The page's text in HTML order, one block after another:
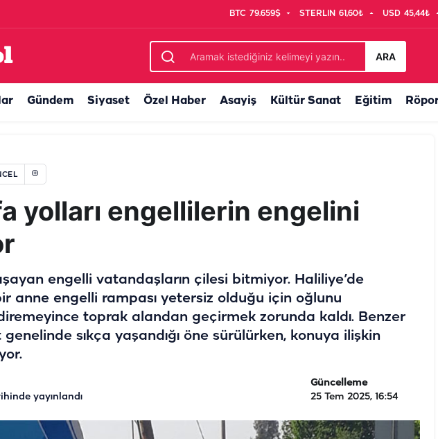
BTC 79.659$ STERLIN 61,60₺ USD 45,44₺
ARA
Gündem Siyaset Özel Haber Asayiş Kültür Sanat Eğitim
yolları engellilerin engelini
engelli vatandaşların çilesi bitmiyor. Haliliye’de
anne engelli rampası yetersiz olduğu için oğlunu
toprak alandan geçirmek zorunda kaldı. Benzer
genelinde sıkça yaşandığı öne sürülürken, konuya ilişkin
yayınlandı
Güncelleme
25 Tem 2025, 16:54
büyük oyun! Hasat başlamadan düğmeye bastılar...